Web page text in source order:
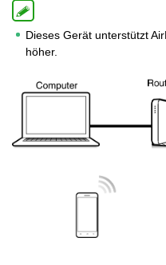
Dieses Gerät unterstützt
höher.